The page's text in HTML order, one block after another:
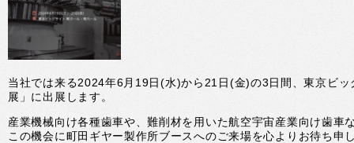
当社では来る2024年6月19日(水)から21日(金)の3日間、東京ビ
展」に出展します。
産業機械向け各種歯車や、難削材を用いた航空宇宙産業向け歯車
この機会に町田ギヤー製作所ブースへのご来場を心よりお待ち申